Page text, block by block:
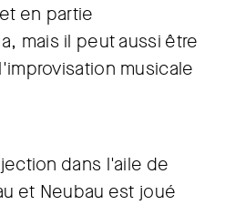
en partie
mais il peut aussi être
musicale
dans l'aile de
et Neubau est joué